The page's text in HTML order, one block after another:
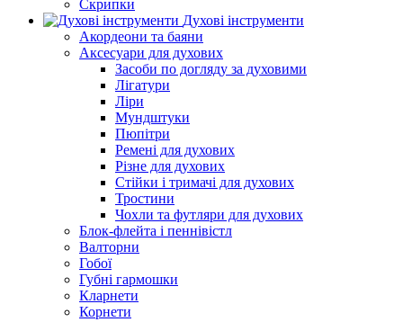
Скрипки
Духові інструменти
Акордеони та баяни
Аксесуари для духових
Засоби по догляду за духовими
Лігатури
Ліри
Мундштуки
Пюпітри
Ремені для духових
Різне для духових
Стійки і тримачі для духових
Тростини
Чохли та футляри для духових
Блок-флейта і пеннівістл
Валторни
Гобої
Губні гармошки
Кларнети
Корнети